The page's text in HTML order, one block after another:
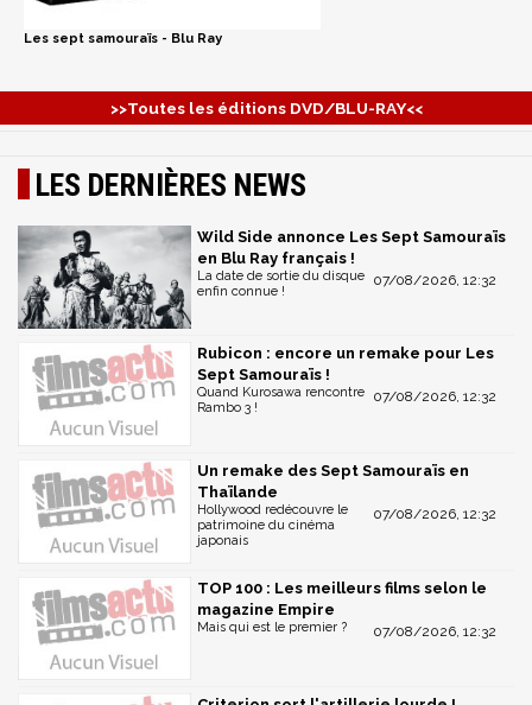
Les sept samouraïs - Blu Ray
>>Toutes les éditions DVD/BLU-RAY<<
LES DERNIÈRES NEWS
Wild Side annonce Les Sept Samouraïs
en Blu Ray français !
07/08/2026, 12:32
La date de sortie du disque
enfin connue !
Rubicon : encore un remake pour Les
Sept Samouraïs !
07/08/2026, 12:32
Quand Kurosawa rencontre
Rambo 3 !
Un remake des Sept Samouraïs en
Thaïlande
07/08/2026, 12:32
Hollywood redécouvre le
patrimoine du cinéma
japonais
TOP 100 : Les meilleurs films selon le
magazine Empire
07/08/2026, 12:32
Mais qui est le premier ?